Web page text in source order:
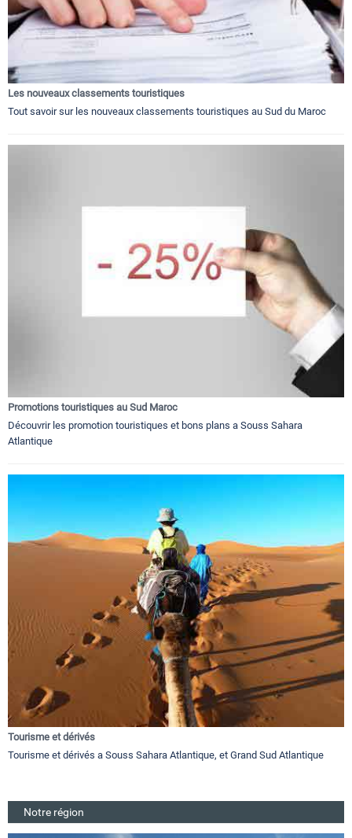
Les nouveaux classements touristiques
Tout savoir sur les nouveaux classements touristiques au Sud du Maroc
Promotions touristiques au Sud Maroc
Découvrir les promotion touristiques et bons plans a Souss Sahara
Atlantique
Tourisme et dérivés
Tourisme et dérivés a Souss Sahara Atlantique, et Grand Sud Atlantique
Notre région